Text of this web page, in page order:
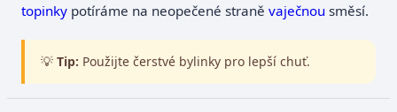
topinky potíráme na neopečené straněvaječnou směsí.
💡 Tip: Použijte čerstvé bylinky pro lepší chuť.